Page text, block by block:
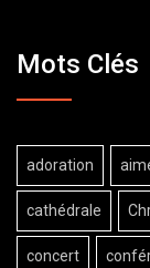
Mots Clés
adoration
cathédrale
concert